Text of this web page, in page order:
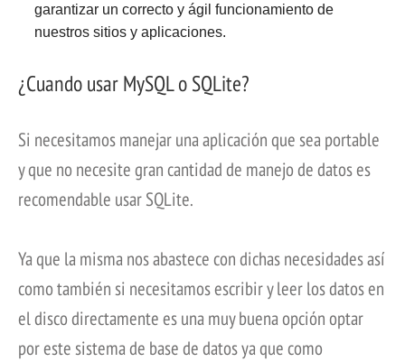
garantizar un correcto y ágil funcionamiento de
nuestros sitios y aplicaciones.
¿CuandousarMySQL o SQLite?
Si necesitamos manejar una aplicación que sea portable
y que no necesite gran cantidad de manejo de datos es
recomendable usar SQLite.
Ya que la misma nos abastece con dichas necesidades así
como también si necesitamos escribir y leer los datos en
el disco directamente es una muy buena opción optar
por este sistema de base de datos ya que como